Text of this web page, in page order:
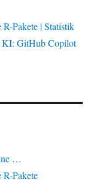
Pakete | Statistik
KI: GitHub Copilot
…
Pakete